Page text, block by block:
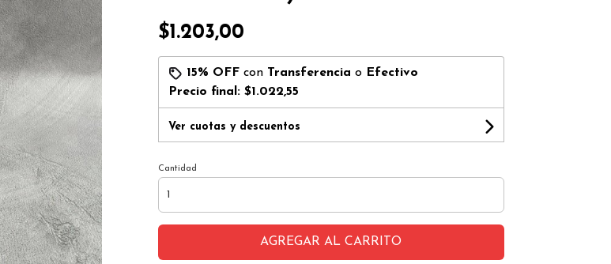
$1.203,00
15% OFFcon Transferencia o Efectivo
Precio final: $1.022,55
Ver cuotas y descuentos
Cantidad
AGREGAR AL CARRITO